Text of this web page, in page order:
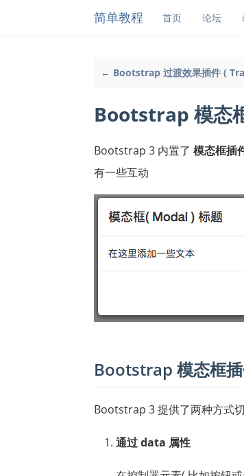
简单教程 首页 论坛
← Bootstrap 过渡效果插件 (
Bootstrap 模态
Bootstrap 3 内置了 模态框插
有一些互动
Bootstrap 模态框
Bootstrap 3 提供了两种方式
通过 data 属性